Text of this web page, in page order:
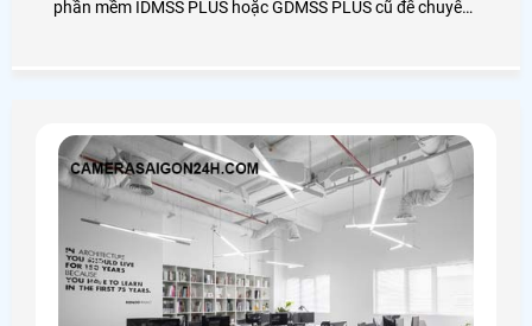
phần mềm IDMSS PLUS hoặc GDMSS PLUS cũ để chuyển